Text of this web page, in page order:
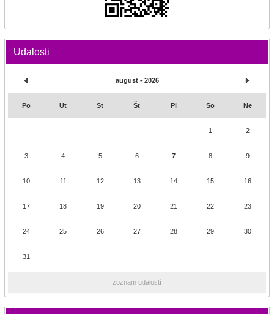
Udalosti
august - 2026
Po Ut St Št Pi So Ne
1 2
3 4 5 6 7 8 9
10 11 12 13 14 15 16
17 18 19 20 21 22 23
24 25 26 27 28 29 30
31
zoznam udalostí